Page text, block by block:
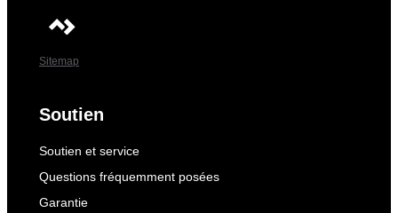
Sitemap
Soutien
Soutien et service
Questions fréquemment posées
Garantie